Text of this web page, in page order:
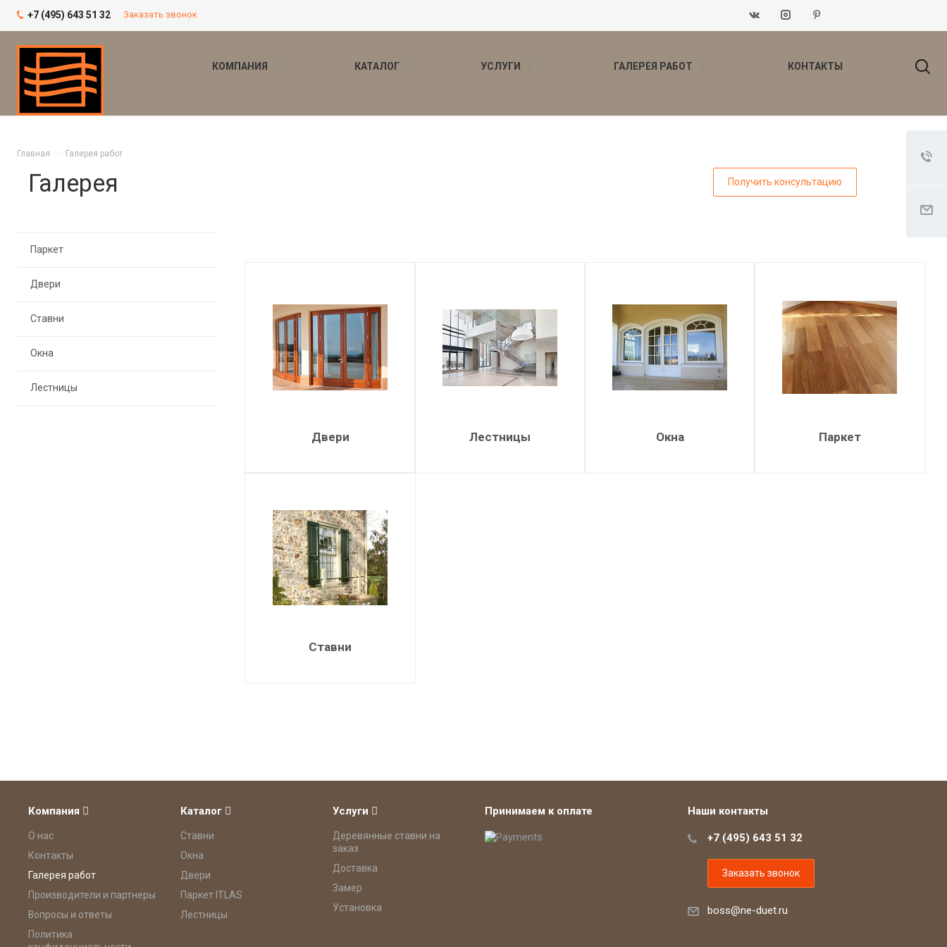
+7 (495) 643 51 32 Заказать звонок
КОМПАНИЯ КАТАЛОГ УСЛУГИ ГАЛЕРЕЯ РАБОТ КОНТАКТЫ
Главная Галерея работ
Галерея Получить консультацию
Двери Лестницы Окна Паркет
Ставни
Паркет
Двери
Ставни
Окна
Лестницы
Компания
О нас
Контакты
Галерея работ
Производители и партнеры
Вопросы и ответы
Политика
Каталог
Ставни
Окна
Двери
Паркет ITLAS
Лестницы
Услуги
Деревянные ставни на
заказ
Доставка
Замер
Установка
Принимаем к оплате Наши контакты
+7 (495) 643 51 32
Заказать звонок
boss@ne-duet.ru